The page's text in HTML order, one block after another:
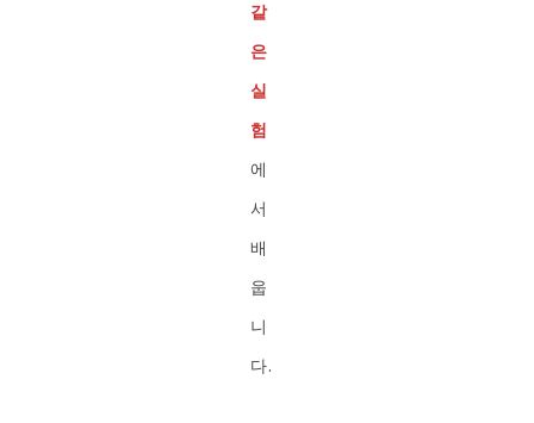
같
은
실
험
에
서
배
웁
니
다.